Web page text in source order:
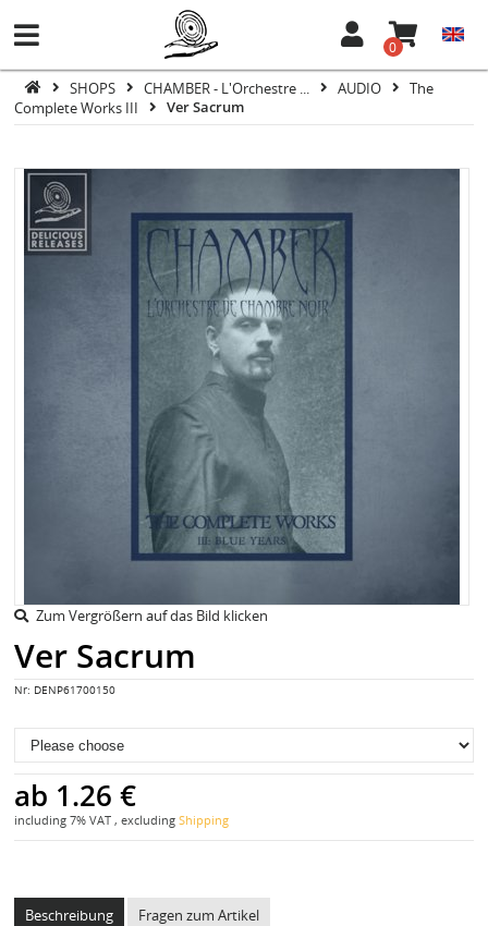
0
SHOPS CHAMBER - L'Orchestre ... AUDIO
The
Complete Works III
Ver Sacrum
Zum Vergrößern auf das Bild klicken
Ver Sacrum
Nr: DENP61700150
ab 1.26 €
including 7% VAT , excluding Shipping
Beschreibung Fragen zum Artikel